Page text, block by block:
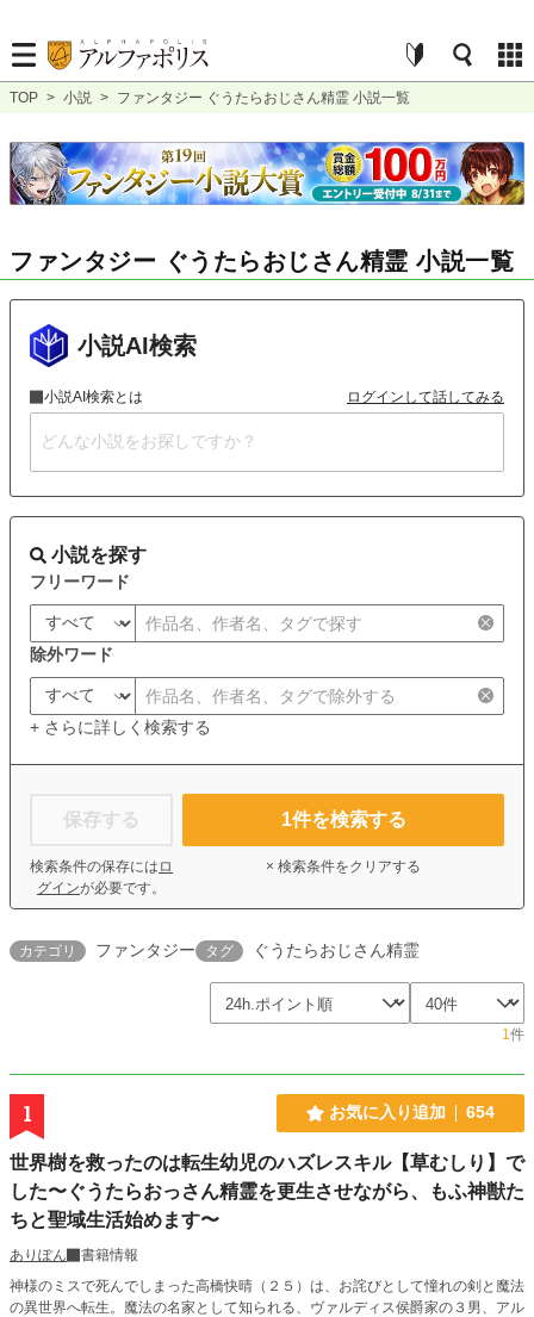
TOP > 小説 > ファンタジー ぐうたらおじさん精霊 小説一覧
ファンタジー ぐうたらおじさん精霊 小説一覧
小説AI検索
小説AI検索とは ログインして話してみる
小説を探す
フリーワード
除外ワード
+ さらに詳しく検索する
保存する
検索条件の保存には ロ
グインが必要です。
1件を検索する
× 検索条件をクリアする
カテゴリ ファンタジー タグ ぐうたらおじさん精霊
1件
1 お気に入り追加 654
世界樹を救ったのは転生幼児のハズレスキル【草むしり】で
した〜ぐうたらおっさん精霊を更生させながら、もふ神獣た
ちと聖域生活始めます〜
ありぽん
書籍情報
神様のミスで死んでしまった高橋快晴（２５）は、お詫びとして憧れの剣と魔法
の異世界へ転生。魔法の名家として知られる、ヴァルディス侯爵家の３男、アル